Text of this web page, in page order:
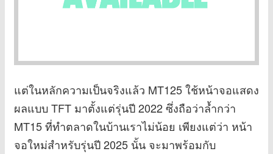
แต่ในหลักความเป็นจริงแล้ว MT125 ใช้หน้าจอแสดง
ผลแบบ TFT มาตั้งแต่รุ่นปี 2022 ซึ่งถือว่าล้ำกว่า
MT15 ที่ทำตลาดในบ้านเราไม่น้อย เพียงแต่ว่า หน้า
จอใหม่สำหรับรุ่นปี 2025 นั้น จะมาพร้อมกับ